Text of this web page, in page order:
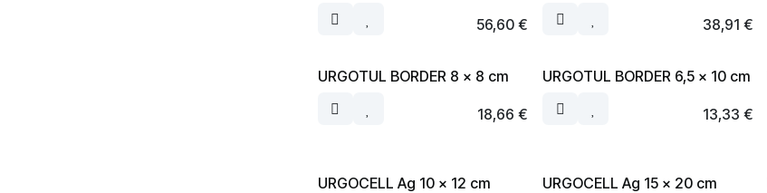
56,60 € 38,91 €
URGOTUL BORDER 8 x 8 cm
18,66 €
URGOTUL BORDER 6,5 x 10 cm
13,33 €
URGOCELL Ag 10 x 12 cm URGOCELL Ag 15 x 20 cm